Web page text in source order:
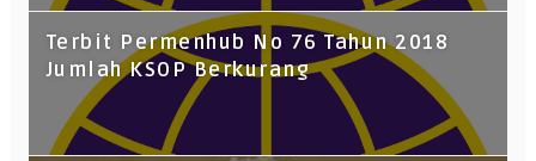
Terbit Permenhub No 76 Tahun 2018
Jumlah KSOP Berkurang